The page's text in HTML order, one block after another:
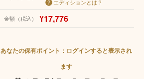
エディションとは？
金額（税込） ¥17,776
あなたの保有ポイント：ログインすると表示され
ます